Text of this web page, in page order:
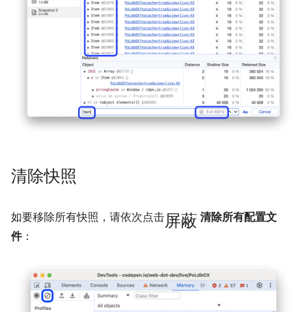
清除快照
如要移除所有快照，请依次点击 屏蔽 清除所有配置文
件：